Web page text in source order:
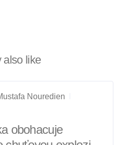
also like
Nouredien
obohacuje